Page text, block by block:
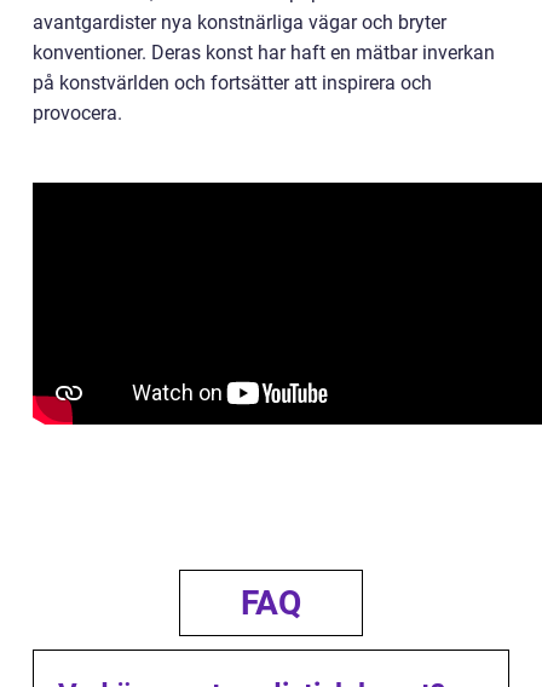
avantgardister nya konstnärliga vägar och bryter
konventioner. Deras konst har haft en mätbar inverkan
på konstvärlden och fortsätter att inspirera och
provocera.
FAQ